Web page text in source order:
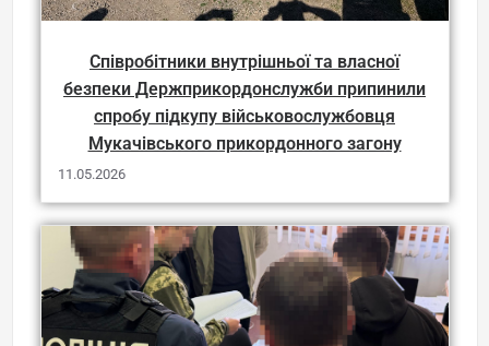
Співробітники внутрішньої та власної
безпеки Держприкордонслужби припинили
спробу підкупу військовослужбовця
Мукачівського прикордонного загону
11.05.2026